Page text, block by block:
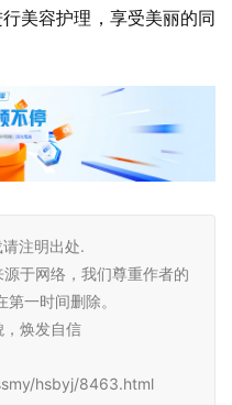
美容护理，享受美丽的同
注明出处.
于网络，我们尊重作者的
一时间删除。
焕发自信
hsbyj/8463.html